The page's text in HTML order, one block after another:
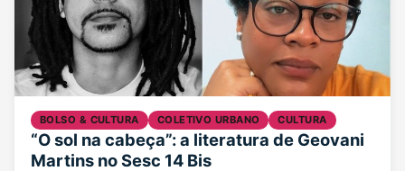
BOLSO & CULTURA COLETIVO URBANO CULTURA
“O sol na cabeça”: a literatura de Geovani
Martins no Sesc 14 Bis